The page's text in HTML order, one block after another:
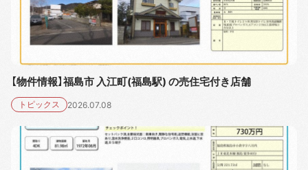
【物件情報】福島市 入江町(福島駅) の売住宅付き店舗
トピックス 2026.07.08